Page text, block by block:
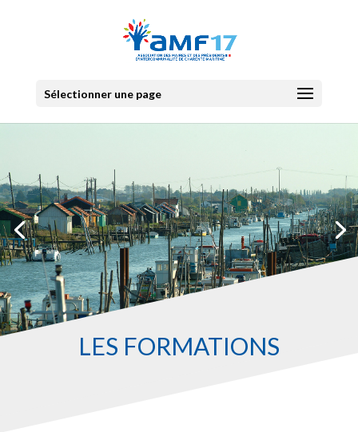
Sélectionner une page
LES FORMATIONS